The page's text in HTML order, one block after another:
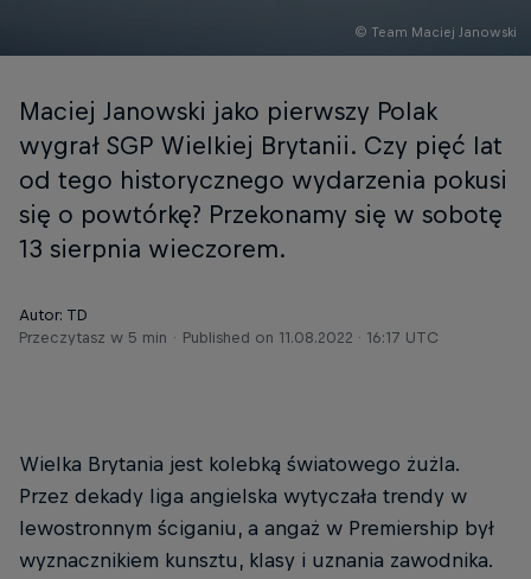
© Team Maciej Janowski
Maciej Janowski jako pierwszy Polak
wygrał SGP Wielkiej Brytanii. Czy pięć lat
od tego historycznego wydarzenia pokusi
się o powtórkę? Przekonamy się w sobotę
13 sierpnia wieczorem.
Autor: TD
Przeczytasz w 5 min
Published on 11.08.2022 · 16:17 UTC
Wielka Brytania jest kolebką światowego żużla.
Przez dekady liga angielska wytyczała trendy w
lewostronnym ściganiu, a angaż w Premiership był
wyznacznikiem kunsztu, klasy i uznania zawodnika.